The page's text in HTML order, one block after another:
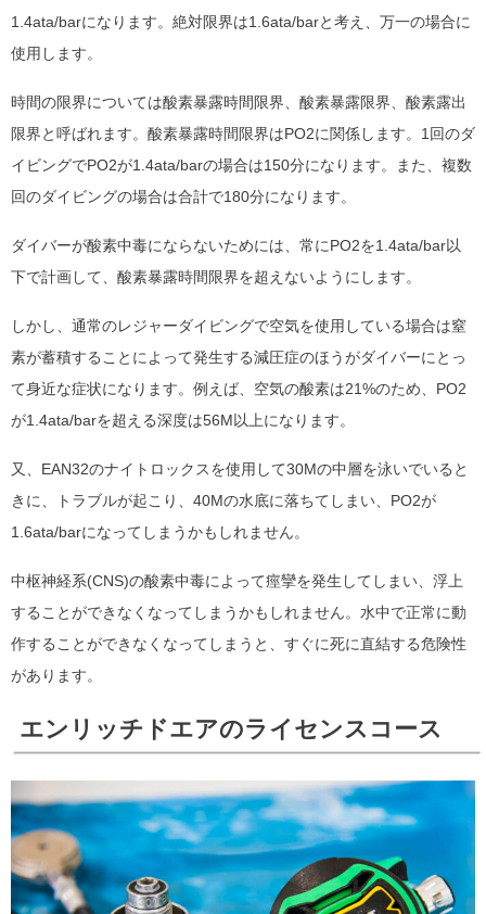
1.4ata/barになります。絶対限界は1.6ata/barと考え、万一の場合に
使用します。
時間の限界については酸素暴露時間限界、酸素暴露限界、酸素露出
限界と呼ばれます。酸素暴露時間限界はPO2に関係します。1回のダ
イビングでPO2が1.4ata/barの場合は150分になります。また、複数
回のダイビングの場合は合計で180分になります。
ダイバーが酸素中毒にならないためには、常にPO2を1.4ata/bar以
下で計画して、酸素暴露時間限界を超えないようにします。
しかし、通常のレジャーダイビングで空気を使用している場合は窒
素が蓄積することによって発生する減圧症のほうがダイバーにとっ
て身近な症状になります。例えば、空気の酸素は21%のため、PO2
が1.4ata/barを超える深度は56M以上になります。
又、EAN32のナイトロックスを使用して30Mの中層を泳いでいると
きに、トラブルが起こり、40Mの水底に落ちてしまい、PO2が
1.6ata/barになってしまうかもしれません。
中枢神経系(CNS)の酸素中毒によって痙攣を発生してしまい、浮上
することができなくなってしまうかもしれません。水中で正常に動
作することができなくなってしまうと、すぐに死に直結する危険性
があります。
エンリッチドエアのライセンスコース